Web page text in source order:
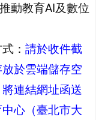
動教育AI及數位
式：請於收件截
於雲端儲存空
連結網址函送
心（臺北市大